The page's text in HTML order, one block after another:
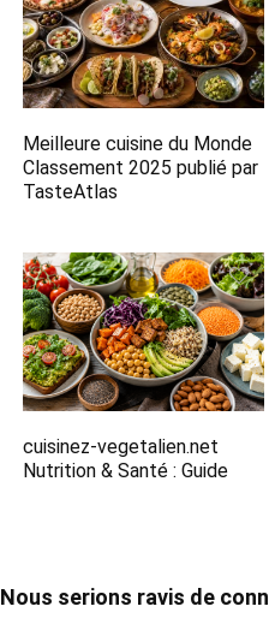
Meilleure cuisine du Monde
Classement 2025​ publié par
TasteAtlas
cuisinez-vegetalien.net
Nutrition​ & Santé : Guide
Nous serions ravis de